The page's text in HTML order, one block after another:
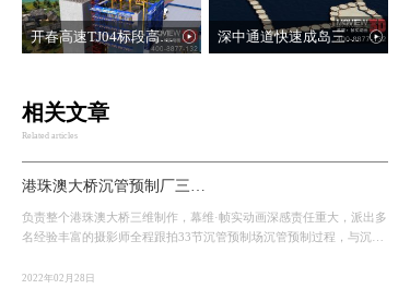
开春高速TJ04标段高墩工艺三维动画 深中通道快速成岛三维动画
相关文章
Related articles
负责整个港珠澳大桥三维制作，幕维·帧实动画深感责任重大，派出多
名经验丰富的摄影师全程跟拍33节沉管预制场沉管预制过程，与沉管
的调整，让沉管三
2022年02月28日